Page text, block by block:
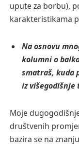
upute za borbu),
karakteristikama
Na osnovu
kolumni o
smatraš, kuda
iz višegodišnje
Moje
društvenih
bazira se na